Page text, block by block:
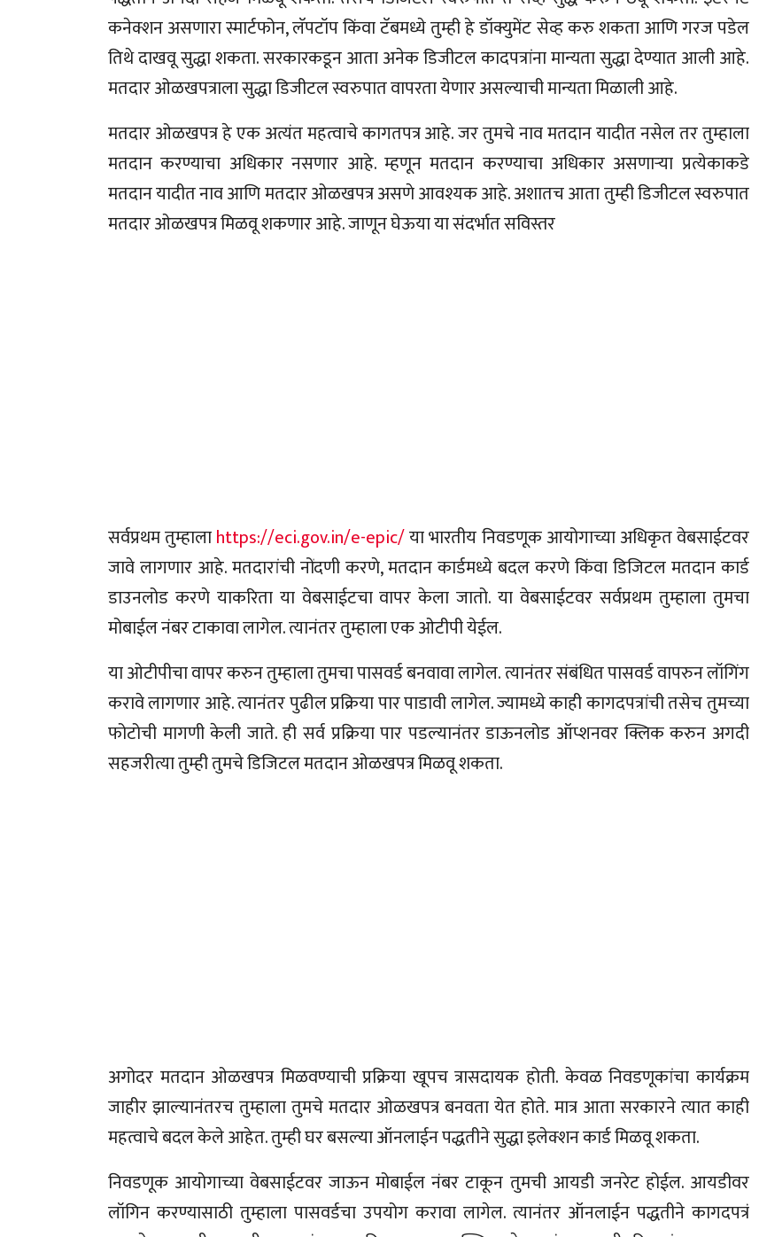
कनेक्शन असणारा स्मार्टफोन, लॅपटॉप किंवा टॅबमध्ये तुम्ही हे डॉक्युमेंट सेव्ह करु शकता आणि गरज पडेल
तिथे दाखवू सुद्धा शकता. सरकारकडून आता अनेक डिजीटल कादपत्रांना मान्यता सुद्धा देण्यात आली आहे.
मतदार ओळखपत्राला सुद्धा डिजीटल स्वरुपात वापरता येणार असल्याची मान्यता मिळाली आहे.
मतदार ओळखपत्र हे एक अत्यंत महत्वाचे कागतपत्र आहे. जर तुमचे नाव मतदान यादीत नसेल तर तुम्हाला
मतदान करण्याचा अधिकार नसणार आहे. म्हणून मतदान करण्याच‍ा अधिकार असणार्‍या प्रत्येकाकडे
मतदान यादीत नाव आणि मतदार ओळखपत्र असणे आवश्यक आहे. अशातच आता तुम्ही डिजीटल स्वरुपात
मतदार ओळखपत्र मिळवू शकणार आहे. जाणून घेऊया या संदर्भात सविस्तर
सर्वप्रथम तुम्हालाhttps://eci.gov.in/e-epic/या भारतीय निवडणूक आयोगाच्या अधिकृत वेबसाईटवर
जावे लागणार आहे. मतदारांची नोंदणी करणे, मतदान कार्डमध्ये बदल करणे किंवा डिजिटल मतदान कार्ड
डाउनलोड करणे याकरिता या वेबसाईटचा वापर केला जातो. या वेबसाईटवर सर्वप्रथम तुम्हाला तुमचा
मोबाईल नंबर टाकावा लागेल. त्यानंतर तुम्हाला एक ओटीपी येईल.
या ओटीपीचा वापर करुन तुम्हाला तुमचा पासवर्ड बनवावा लागेल. त्यानंतर संबंधित पासवर्ड वापरुन लॉगिंग
करावे लागणार आहे. त्यानंतर पुढील प्रक्रिया पार पाडावी लागेल. ज्यामध्ये काही कागदपत्रांची तसेच तुमच्या
फोटोची मागणी केली जाते. ही सर्व प्रक्रिया पार पडल्यानंतर डाऊनलोड ऑप्शनवर क्लिक करुन अगदी
सहजरीत्या तुम्ही तुमचे डिजिटल मतदान ओळखपत्र मिळवू शकता.
अगोदर मतदान ओळखपत्र मिळवण्याची प्रक्रिया खूपच त्रासदायक होती. केवळ निवडणूकांचा कार्यक्रम
जाहीर झाल्यानंतरच तुम्हाला तुमचे मतदार ओळखपत्र बनवता येत होते. मात्र आता सरकारने त्यात काही
महत्वाचे बदल केले आहेत. तुम्ही घर बसल्या ऑनलाईन पद्धतीने सुद्धा इलेक्शन कार्ड मिळवू शकता.
निवडणूक आयोगाच्या वेबसाईटवर जाऊन मोबाईल नंबर टाकून तुमची आयडी जनरेट होईल. आयडीवर
लॉगिन करण्यासाठी तुम्हाला पासवर्डचा उपयोग करावा लागेल. त्यानंतर ऑनलाईन पद्धतीने कागदपत्रं